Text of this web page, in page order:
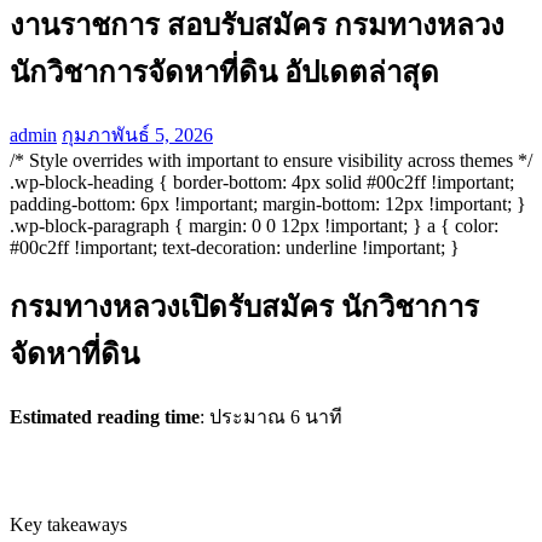
งานราชการ สอบรับสมัคร กรมทางหลวง
นักวิชาการจัดหาที่ดิน อัปเดตล่าสุด
admin กุมภาพันธ์ 5, 2026
/* Style overrides with important to ensure visibility across themes */
.wp-block-heading { border-bottom: 4px solid #00c2ff !important;
padding-bottom: 6px !important; margin-bottom: 12px !important; }
.wp-block-paragraph { margin: 0 0 12px !important; } a { color:
#00c2ff !important; text-decoration: underline !important; }
กรมทางหลวงเปิดรับสมัคร นักวิชาการ
จัดหาที่ดิน
Estimated reading time: ประมาณ 6 นาที
Key takeaways